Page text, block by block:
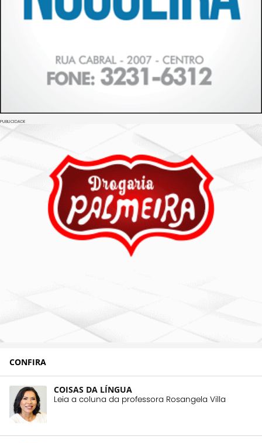
PUBLICIDADE
CONFIRA
COISAS DA LÍNGUA
Leia a coluna da professora Rosangela Villa